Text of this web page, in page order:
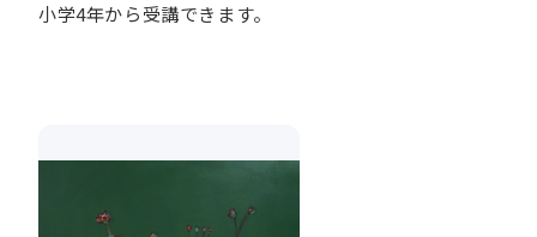
小学4年から受講できます。